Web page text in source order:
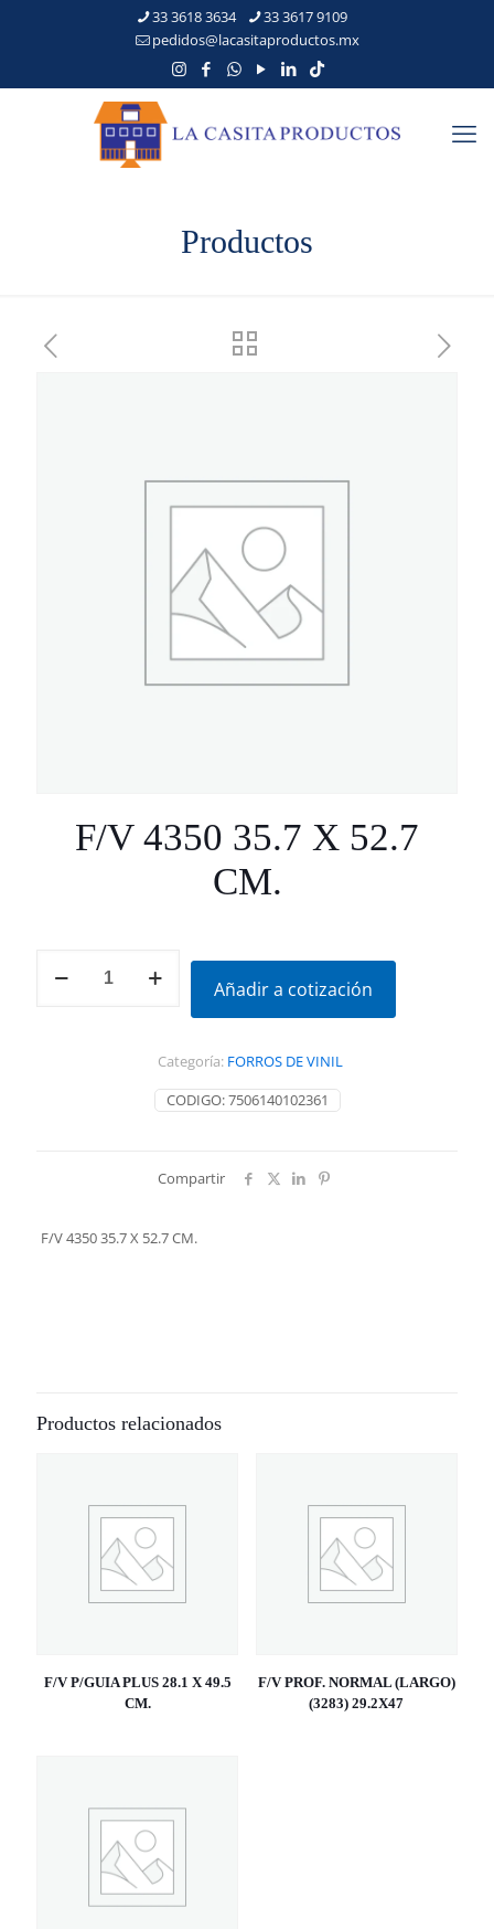
33 3618 3634
33 3617 9109
pedidos@lacasitaproductos.mx
Productos
F/V 4350 35.7 X 52.7
CM.
4350
Añadir a cotización
CODIGO:7506140102361
Categoría: FORROS DE VINIL
Compartir
F/V 4350 35.7 X 52.7 CM.
Productos relacionados
F/V P/GUIA PLUS 28.1 X 49.5
CM.
F/V PROF. NORMAL (LARGO)
(3283) 29.2X47